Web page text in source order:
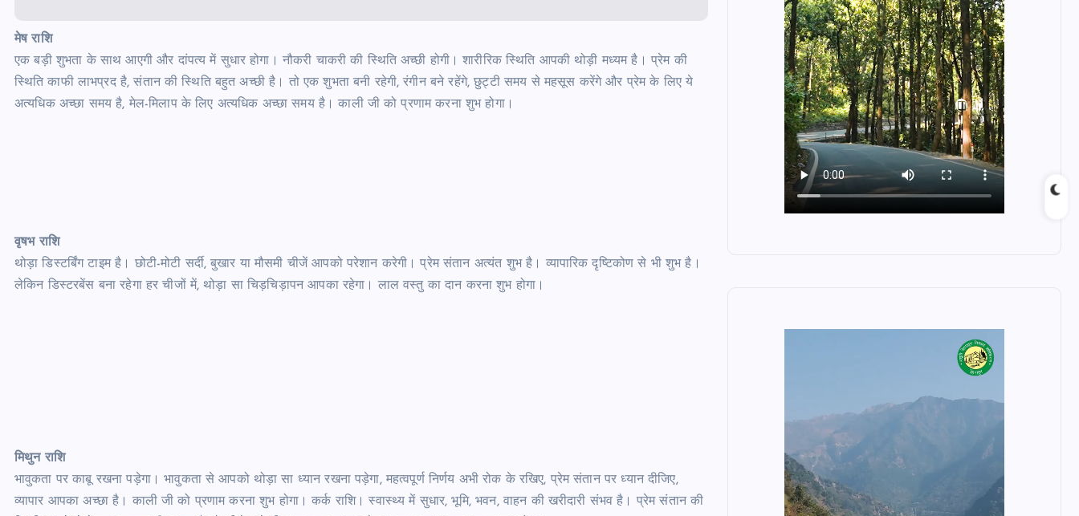
मेष राशि
एक बड़ी शुभता के साथ आएगी और दांपत्य में सुधार होगा। नौकरी चाकरी की स्थिति अच्छी होगी। शारीरिक स्थिति आपकी थोड़ी मध्यम है। प्रेम की
स्थिति काफी लाभप्रद है, संतान की स्थिति बहुत अच्छी है। तो एक शुभता बनी रहेगी, रंगीन बने रहेंगे, छुट्टी समय से महसूस करेंगे और प्रेम के लिए ये
अत्यधिक अच्छा समय है, मेल-मिलाप के लिए अत्यधिक अच्छा समय है। काली जी को प्रणाम करना शुभ होगा।
वृषभ राशि
थोड़ा डिस्टर्बिंग टाइम है। छोटी-मोटी सर्दी, बुखार या मौसमी चीजें आपको परेशान करेगी। प्रेम संतान अत्यंत शुभ है। व्यापारिक दृष्टिकोण से भी शुभ है।
लेकिन डिस्टरबेंस बना रहेगा हर चीजों में, थोड़ा सा चिड़चिड़ापन आपका रहेगा। लाल वस्तु का दान करना शुभ होगा।
मिथुन राशि
भावुकता पर काबू रखना पड़ेगा। भावुकता से आपको थोड़ा सा ध्यान रखना पड़ेगा, महत्वपूर्ण निर्णय अभी रोक के रखिए, प्रेम संतान पर ध्यान दीजिए,
व्यापार आपका अच्छा है। काली जी को प्रणाम करना शुभ होगा। कर्क राशि। स्वास्थ्य में सुधार, भूमि, भवन, वाहन की खरीदारी संभव है। प्रेम संतान की